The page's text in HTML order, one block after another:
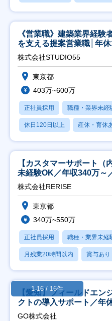
《営業職》建築業界経験
を支える提案営業職│年
株式会社STUDIO55
東京都
403万~600万
正社員採用 職種・業界未経
休日120日以上 産休・育休
【カスタマーサポート（
未経験OK／年収340万～
株式会社RERISE
東京都
340万~550万
正社員採用 職種・業界未経
月残業20時間以内 賞与あり
【愛知】フィールドエン
クトの導入サポート／年
直帰
GO株式会社
1-16 / 16件